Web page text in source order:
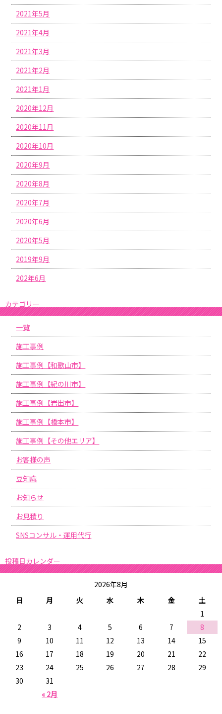
2021年5月
2021年4月
2021年3月
2021年2月
2021年1月
2020年12月
2020年11月
2020年10月
2020年9月
2020年8月
2020年7月
2020年6月
2020年5月
2019年9月
202年6月
カテゴリー
一覧
施工事例
施工事例【和歌山市】
施工事例【紀の川市】
施工事例【岩出市】
施工事例【橋本市】
施工事例【その他エリア】
お客様の声
豆知識
お知らせ
お見積り
SNSコンサル・運用代行
投稿日カレンダー
2026年8月
日
月 火 水 木 金 土
« 2月
1
2
3 4 5 6 7
8
9
10 11 12 13 14
15
16
17 18 19 20 21
22
23
24 25 26 27 28
29
30
31